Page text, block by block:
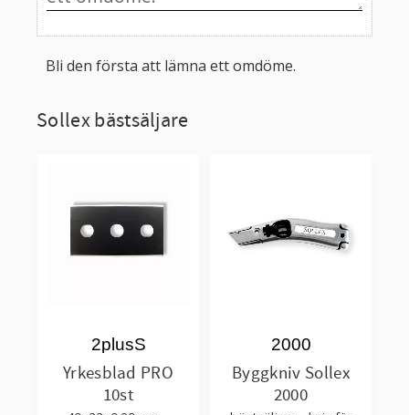
Bli den första att lämna ett omdöme.
Sollex bästsäljare
Yrkesblad PRO
10st
2plusS
Byggkniv Sollex
2000
2000